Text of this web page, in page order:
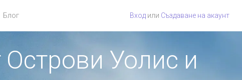
Блог Вход или Създаване на акаунт
Острови Уолис и